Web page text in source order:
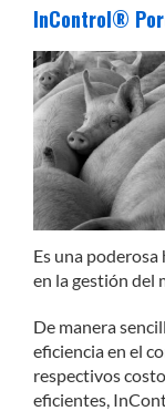
InControl®
Es una
en la gestión del
De manera
eficiencia en el
respectivos
eficientes,